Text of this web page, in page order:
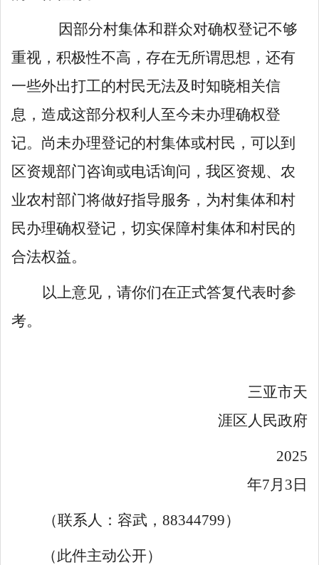
因部分村集体和群众对确权登记不够
重视，积极性不高，存在无所谓思想，还有
一些外出打工的村民无法及时知晓相关信
息，造成这部分权利人至今未办理确权登
记。尚未办理登记的村集体或村民，可以到
区资规部门咨询或电话询问，我区资规、农
业农村部门将做好指导服务，为村集体和村
民办理确权登记，切实保障村集体和村民的
合法权益。
以上意见，请你们在正式答复代表时参
考。
三亚市天
涯区人民政府
2025
年7 月 3 日
（联系人：容武， 88344799）
（此件主动公开）